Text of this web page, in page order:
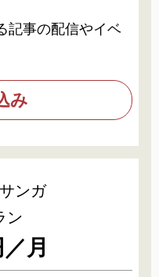
記事の配信やイベ
み
ンガ
ン
月